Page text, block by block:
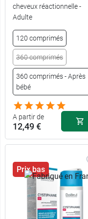
cheveux réactionnelle -
Adulte
120 comprimés
360 comprimés
360 comprimés - Après
bébé
A partir de
12,49 €
Prix bas